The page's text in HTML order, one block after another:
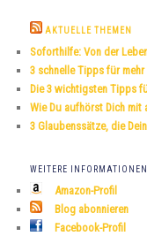
h
n
AKTUELLE THEMEN
Soforthilfe: Von der
3 schnelle Tipps für
Die 3 wichtigsten Tipps
Wie Du aufhörst Dich mit
3 Glaubenssätze, die
WEITERE INFORMATIONEN
Amazon-Profil
Blog abonnieren
Facebook-Profil